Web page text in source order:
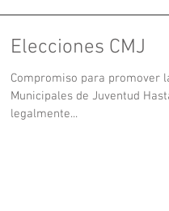
Elecciones CMJ
Compromiso para promover
Municipales de Juventud
legalmente...